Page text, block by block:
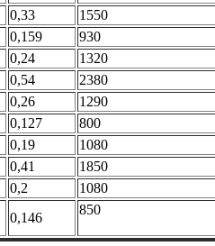
0,33
1550
0,159
930
0,24
1320
0,54
2380
0,26
1290
0,127
800
0,19
1080
0,41
1850
0,2
1080
0,146
850